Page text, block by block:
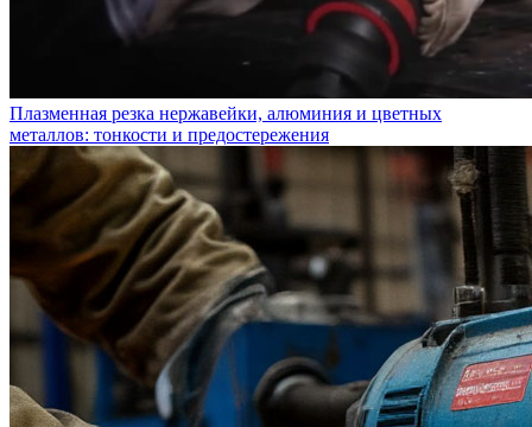
Плазменная резка нержавейки, алюминия и цветных
металлов: тонкости и предостережения